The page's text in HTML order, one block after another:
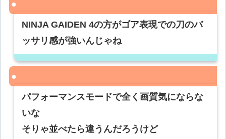
NINJA GAIDEN 4の方がゴア表現での刀のバ
ッサリ感が強いんじゃね
パフォーマンスモードで全く画質気にならな
いな
そりゃ並べたら違うんだろうけど